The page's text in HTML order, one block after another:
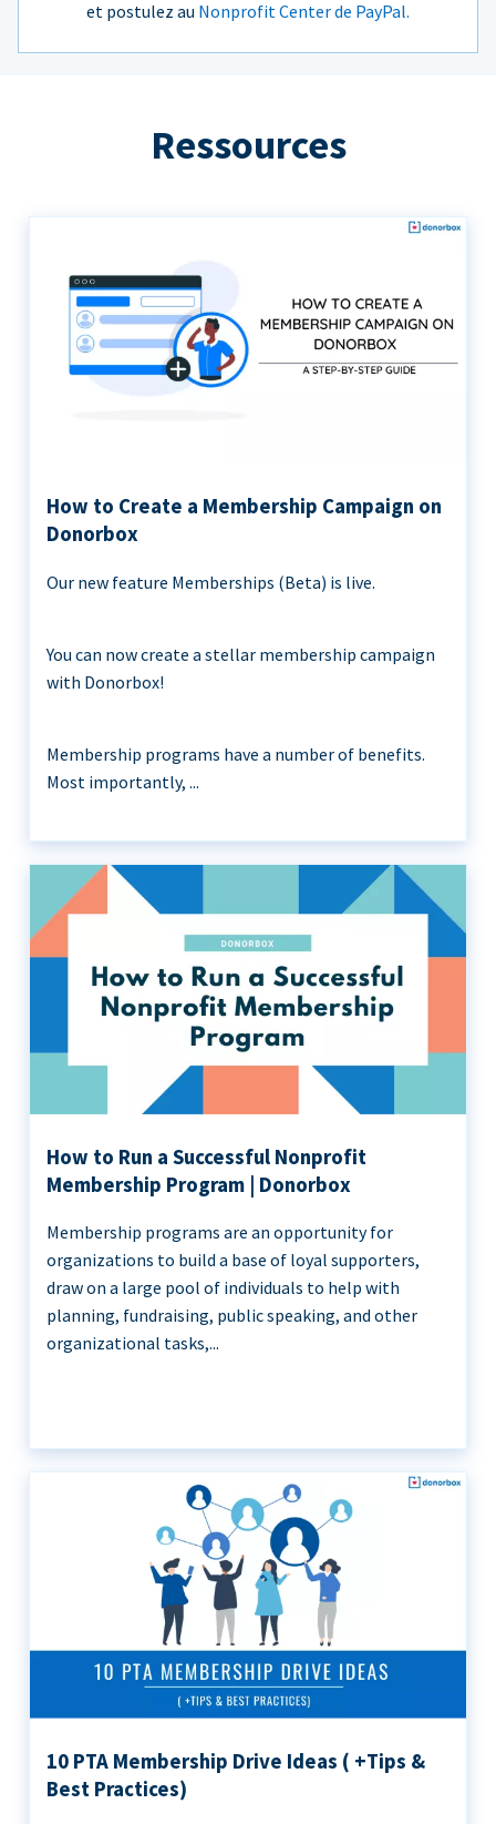
et postulez au Nonprofit Center de PayPal.
Ressources
How to Create a Membership Campaign on
Donorbox
Our new feature Memberships (Beta) is live.
You can now create a stellar membership campaign
with Donorbox!
Membership programs have a number of benefits.
Most importantly, ...
How to Run a Successful Nonprofit
Membership Program | Donorbox
Membership programs are an opportunity for
organizations to build a base of loyal supporters,
draw on a large pool of individuals to help with
planning, fundraising, public speaking, and other
organizational tasks,...
10 PTA Membership Drive Ideas ( +Tips &
Best Practices)